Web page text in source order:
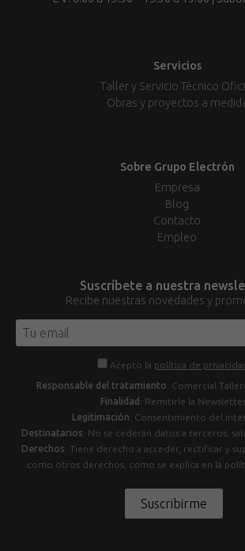
Servicios
Taller y Servicio Técnico
Obras y proyectos a
Sobre Grupo Electrón
Empresa
Blog
Contacto
Empleo
Suscríbete a nuestra
Recibe nuestras novedades y
Acepto la política de
Responsable del tratamiento: Comercial
Finalidad : Remitirle la Newsletter.
Legitimación: Consentimiento del
Destinatarios: No se cederán datos a terceros,
Derechos: Tiene derecho a acceder, rectificar y
como otros derechos, como se explica en la
Suscribirme